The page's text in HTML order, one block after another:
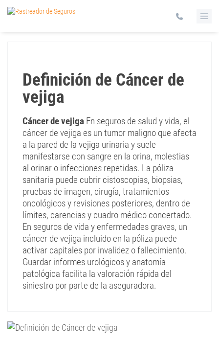
Definición de Cáncer de
vejiga
Cáncer de vejiga En seguros de salud y vida, el
cáncer de vejiga es un tumor maligno que afecta
a la pared de la vejiga urinaria y suele
manifestarse con sangre en la orina, molestias
al orinar o infecciones repetidas. La póliza
sanitaria puede cubrir cistoscopias, biopsias,
pruebas de imagen, cirugía, tratamientos
oncológicos y revisiones posteriores, dentro de
límites, carencias y cuadro médico concertado.
En seguros de vida y enfermedades graves, un
cáncer de vejiga incluido en la póliza puede
activar capitales por invalidez o fallecimiento.
Guardar informes urológicos y anatomía
patológica facilita la valoración rápida del
siniestro por parte de la aseguradora.